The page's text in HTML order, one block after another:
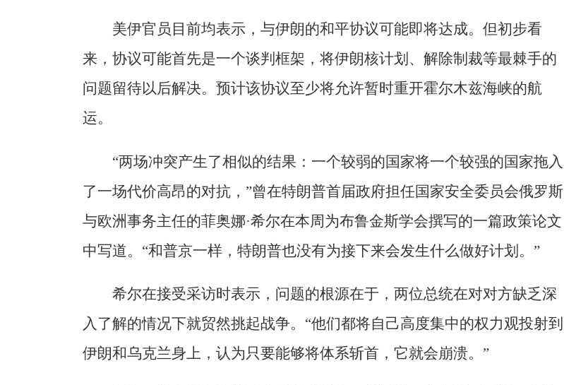
美伊官员目前均表示，与伊朗的和平协议可能即将达成。但初步看
来，协议可能首先是一个谈判框架，将伊朗核计划、解除制裁等最棘手的
问题留待以后解决。预计该协议至少将允许暂时重开霍尔木兹海峡的航
运。
“两场冲突产生了相似的结果：一个较弱的国家将一个较强的国家拖入
了一场代价高昂的对抗，”曾在特朗普首届政府担任国家安全委员会俄罗斯
与欧洲事务主任的菲奥娜·希尔在本周为布鲁金斯学会撰写的一篇政策论文
中写道。“和普京一样，特朗普也没有为接下来会发生什么做好计划。”
希尔在接受采访时表示，问题的根源在于，两位总统在对对方缺乏深
入了解的情况下就贸然挑起战争。“他们都将自己高度集中的权力观投射到
伊朗和乌克兰身上，认为只要能够将体系斩首，它就会崩溃。”